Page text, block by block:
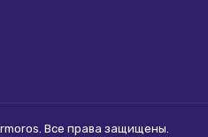
Все права защищены.